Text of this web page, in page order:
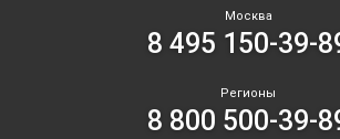
Москва
8 495 150-39-
Регионы
8 800 500-39-